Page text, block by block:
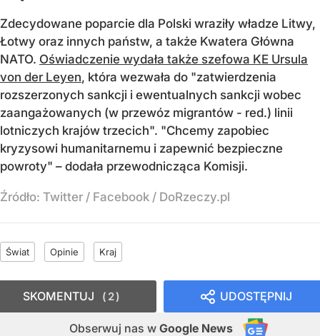
Zdecydowane poparcie dla Polski wraziły władze Litwy,
Łotwy oraz innych państw, a także Kwatera Główna
NATO. Oświadczenie wydała także szefowa KE Ursula
von der Leyen, która wezwała do "zatwierdzenia
rozszerzonych sankcji i ewentualnych sankcji wobec
zaangażowanych (w przewóz migrantów - red.) linii
lotniczych krajów trzecich". "Chcemy zapobiec
kryzysowi humanitarnemu i zapewnić bezpieczne
powroty" – dodała przewodnicząca Komisji.
Źródło: Twitter / Facebook / DoRzeczy.pl
Świat Opinie Kraj
UDOSTĘPNIJ
Obserwuj nas w Google News
SKOMENTUJ 2